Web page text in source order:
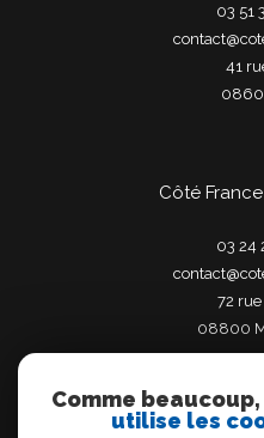
03 51
41
Côté
03 24
72
08800
Comme
utilise les